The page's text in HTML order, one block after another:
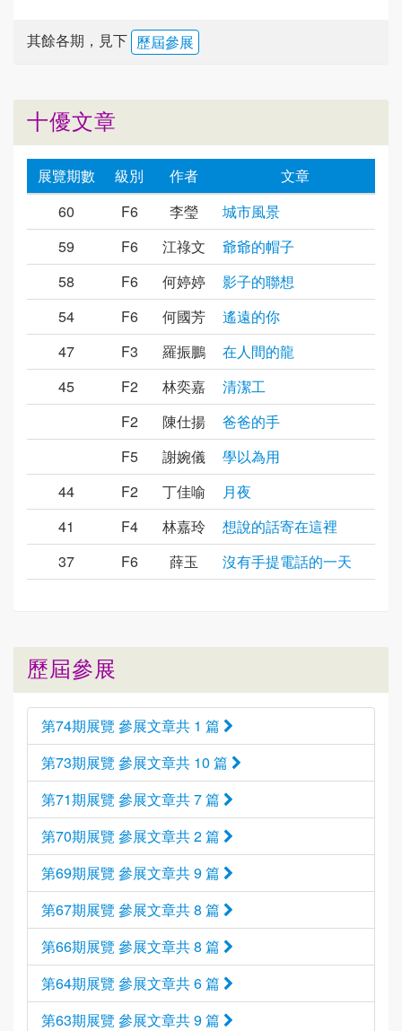
其餘各期，見下 歷屆參展
十優文章
展覽期數 級別 作者
文章
60
F6 李瑩
城市風景
59
F6 江祿文
爺爺的帽子
58
F6 何婷婷
影子的聯想
54
F6 何國芳
遙遠的你
47
F3 羅振鵬
在人間的龍
45
F2 林奕嘉
清潔工
F2
陳仕揚
爸爸的手
F5
謝婉儀
學以為用
44
F2 丁佳喻
月夜
41
F4 林嘉玲
想說的話寄在這裡
37
F6 薛玉 沒有手提電話的一天
歷屆參展
第74期展覽 參展文章共 1 篇
第73期展覽 參展文章共 10 篇
第71期展覽 參展文章共 7 篇
第70期展覽 參展文章共 2 篇
第69期展覽 參展文章共 9 篇
第67期展覽 參展文章共 8 篇
第66期展覽 參展文章共 8 篇
第64期展覽 參展文章共 6 篇
第63期展覽 參展文章共 9 篇